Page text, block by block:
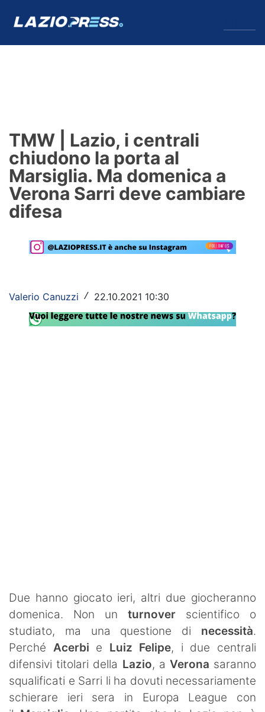
Formello
Infortuni
Primavera
Lazio Women
Social
TMW | Lazio, i centrali
chiudono la porta al
Marsiglia. Ma domenica a
Verona Sarri deve cambiare
difesa
Valerio Canuzzi / 22.10.2021 10:30
Due hanno giocato ieri, altri due giocheranno
domenica. Non un turnover scientifico o
studiato, ma una questione di necessità.
Perché Acerbi e Luiz Felipe, i due centrali
difensivi titolari della Lazio, a Verona saranno
squalificati e Sarri li ha dovuti necessariamente
schierare ieri sera in Europa League con